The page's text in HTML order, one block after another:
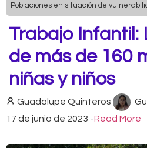
Poblaciones en situación de
Trabajo Infantil:
de más de 160
niñas y niños
Guadalupe Quinteros
17 de junio de 2023 -Read More